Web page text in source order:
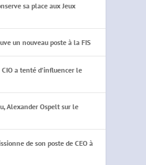
sa place aux Jeux
un nouveau poste à la FIS
CIO a tenté d’influencer le
Alexander Ospelt sur le
de son poste de CEO à